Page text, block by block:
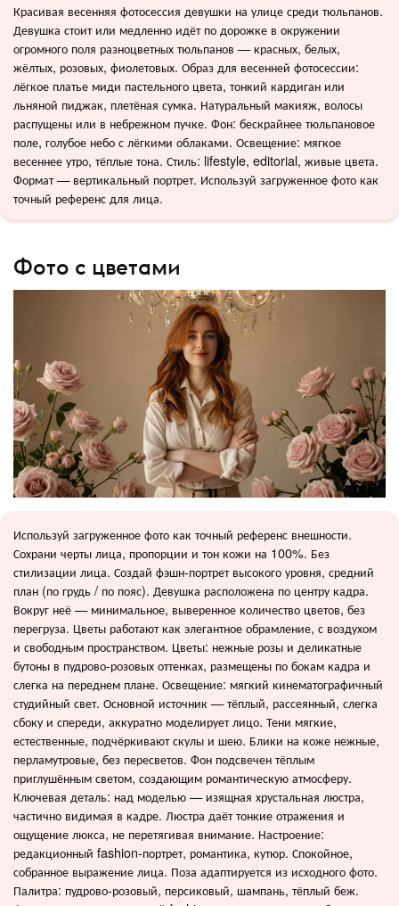
Красивая весенняя фотосессия девушки на улице среди тюльпанов.
Девушка стоит или медленно идёт по дорожке в окружении
огромного поля разноцветных тюльпанов — красных, белых,
жёлтых, розовых, фиолетовых. Образ для весенней фотосессии:
лёгкое платье миди пастельного цвета, тонкий кардиган или
льняной пиджак, плетёная сумка. Натуральный макияж, волосы
распущены или в небрежном пучке. Фон: бескрайнее тюльпановое
поле, голубое небо с лёгкими облаками. Освещение: мягкое
весеннее утро, тёплые тона. Стиль: lifestyle, editorial, живые цвета.
Формат — вертикальный портрет. Используй загруженное фото как
точный референс для лица.
Фото с цветами
Используй загруженное фото как точный референс внешности.
Сохрани черты лица, пропорции и тон кожи на 100%. Без
стилизации лица. Создай фэшн-портрет высокого уровня, средний
план (по грудь / по пояс). Девушка расположена по центру кадра.
Вокруг неё — минимальное, выверенное количество цветов, без
перегруза. Цветы работают как элегантное обрамление, с воздухом
и свободным пространством. Цветы: нежные розы и деликатные
бутоны в пудрово-розовых оттенках, размещены по бокам кадра и
слегка на переднем плане. Освещение: мягкий кинематографичный
студийный свет. Основной источник — тёплый, рассеянный, слегка
сбоку и спереди, аккуратно моделирует лицо. Тени мягкие,
естественные, подчёркивают скулы и шею. Блики на коже нежные,
перламутровые, без пересветов. Фон подсвечен тёплым
приглушённым светом, создающим романтическую атмосферу.
Ключевая деталь: над моделью — изящная хрустальная люстра,
частично видимая в кадре. Люстра даёт тонкие отражения и
ощущение люкса, не перетягивая внимание. Настроение:
редакционный fashion-портрет, романтика, кутюр. Спокойное,
собранное выражение лица. Поза адаптируется из исходного фото.
Палитра: пудрово-розовый, персиковый, шампань, тёплый беж.